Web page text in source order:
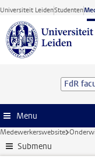
Ga direct naar de
Universiteit LeidenStudenten
Menu
Medewerkerswebsite
Submenu